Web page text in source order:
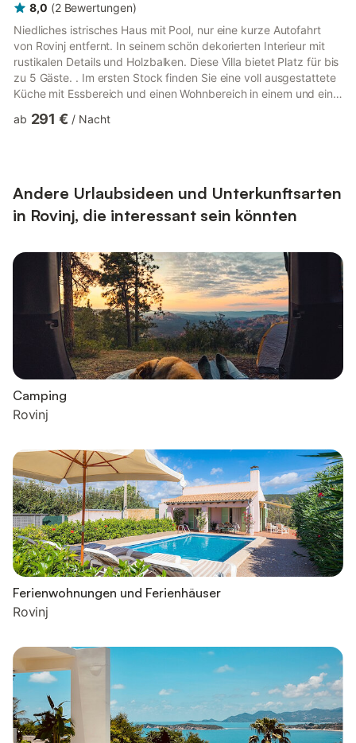
8,0 (2 Bewertungen)
Niedliches istrisches Haus mit Pool, nur eine kurze Autofahrt
von Rovinj entfernt. In seinem schön dekorierten Interieur mit
rustikalen Details und Holzbalken. Diese Villa bietet Platz für bis
zu 5 Gäste. . Im ersten Stock finden Sie eine voll ausgestattete
Küche mit Essbereich und einen Wohnbereich in einem und eine
Zugang zum Garten mit privatem Pool. In der zweiten Etage
ab 291 € / Nacht
Andere Urlaubsideen und Unterkunftsarten
in Rovinj, die interessant sein könnten
Camping
Rovinj
Ferienwohnungen und Ferienhäuser
Rovinj